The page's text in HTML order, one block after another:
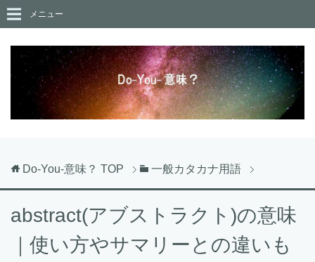
メニュー
Do-You-意味？ TOP 一般カタカナ用語
abstract(アブストラクト)の意味
｜使い方やサマリーとの違いも